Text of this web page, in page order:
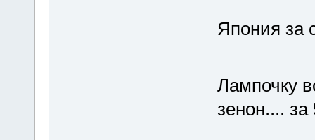
Япония за
Лампочку
зенон....